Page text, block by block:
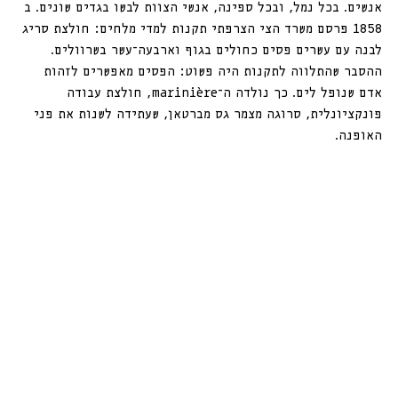
אנשים. בכל נמל, ובכל ספינה, אנשי הצוות לבשו בגדים שונים. ב
1858 פרסם משרד הצי הצרפתי תקנות למדי מלחים: חולצת סריג
לבנה עם עשרים פסים כחולים בגוף וארבעה־עשר בשרוולים.
ההסבר שהתלווה לתקנות היה פשוט: הפסים מאפשרים לזהות
אדם שנופל לים. כך נולדה ה־marinière, חולצת עבודה
פונקציונלית, סרוגה מצמר גס מברטאן, שעתידה לשנות את פני
האופנה.